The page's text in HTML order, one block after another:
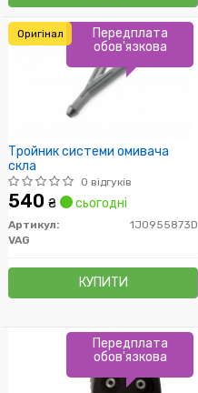
Тройник системи омивача
скла
0 відгуків
540 ₴ сьогодні
Артикул:
1J0955873D
VAG
КУПИТИ
Передплата
обов'язкова
Оригінал
Передплата
обов'язкова